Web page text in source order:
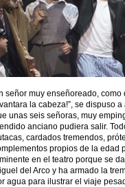
señor muy enseñoreado, como
la cabeza!”, se dispuso
unas seis señoras, muy
anciano pudiera salir.
cardados tremendos,
propios de la edad
en el teatro porque se
del Arco y ha armado la
agua para ilustrar el viaje